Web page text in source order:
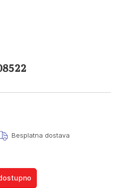
Besplatna dostava